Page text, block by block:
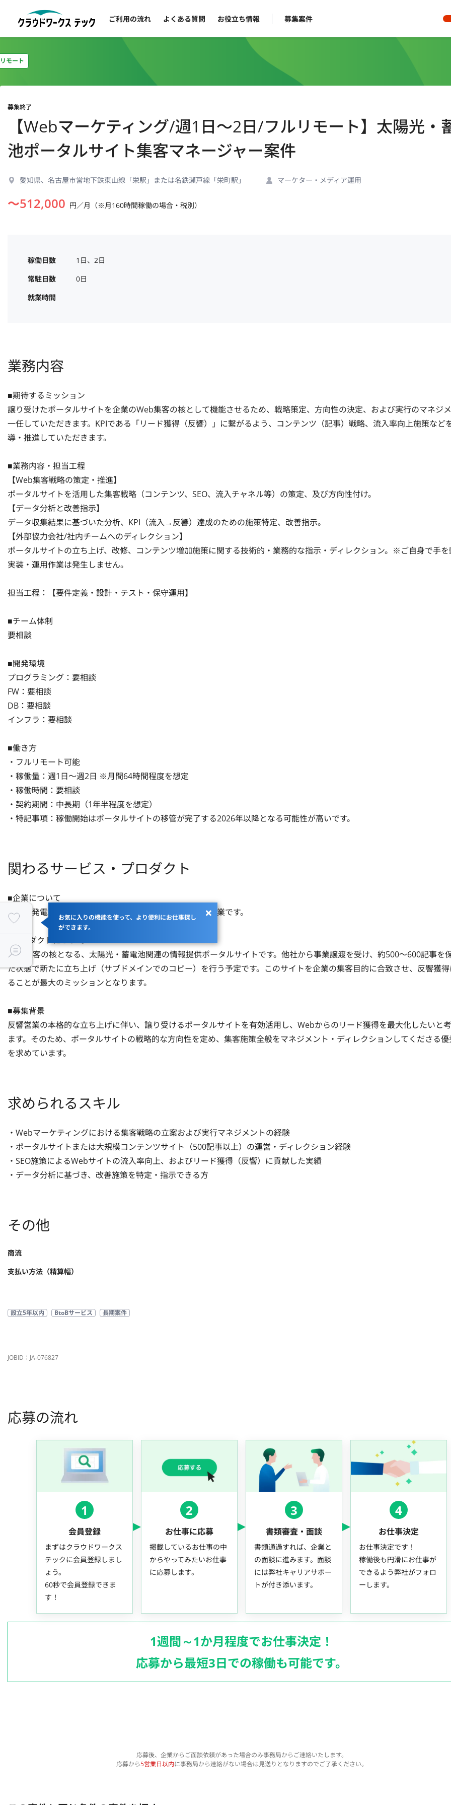
ご利用の流れ よくある質問 お役立ち情報 募集案件
お気に入りの機能を使って、より便利にお仕事探し
ができます。
モート
募集終了
【Webマーケティング/週1日〜2日/フルリモート】太陽光・
池ポータルサイト集客マネージャー案件
愛知県、名古屋市営地下鉄東山線「栄駅」または名鉄瀬戸線「栄町駅」 マーケター・メディア運用
〜512,000 円／月（※月160時間稼働の場合・税別）
稼働日数
1日、2日
常駐日数
0日
就業時間
業務内容
■期待するミッション
譲り受けたポータルサイトを企業のWeb集客の核として機能させるため、戦略策定、方向性の決定、および実行のマネジ
一任していただきます。KPIである「リード獲得（反響）」に繋がるよう、コンテンツ（記事）戦略、流入率向上施策など
導・推進していただきます。
■業務内容・担当工程
【Web集客戦略の策定・推進】
ポータルサイトを活用した集客戦略（コンテンツ、SEO、流入チャネル等）の策定、及び方向性付け。
【データ分析と改善指示】
データ収集結果に基づいた分析、KPI（流入→反響）達成のための施策特定、改善指示。
【外部協力会社/社内チームへのディレクション】
ポータルサイトの立ち上げ、改修、コンテンツ増加施策に関する技術的・業務的な指示・ディレクション。※ご自身で手
実装・運用作業は発生しません。
担当工程：【要件定義・設計・テスト・保守運用】
■チーム体制
要相談
■開発環境
プログラミング：要相談
FW：要相談
DB：要相談
インフラ：要相談
■働き方
・フルリモート可能
・稼働量：週1日〜週2日 ※月間64時間程度を想定
・稼働時間：要相談
・契約期間：中長期（1年半程度を想定）
・特記事項：稼働開始はポータルサイトの移管が完了する2026年以降となる可能性が高いです。
関わるサービス・プロダクト
■企業について
太陽光発電システムおよび蓄電池の販売を手掛けている企業です。
■プロダクトについて
Web集客の核となる、太陽光・蓄電池関連の情報提供ポータルサイトです。他社から事業譲渡を受け、約500〜600記事を
た状態で新たに立ち上げ（サブドメインでのコピー）を行う予定です。このサイトを企業の集客目的に合致させ、反響獲
ることが最大のミッションとなります。
■募集背景
反響営業の本格的な立ち上げに伴い、譲り受けるポータルサイトを有効活用し、Webからのリード獲得を最大化したいと
ます。そのため、ポータルサイトの戦略的な方向性を定め、集客施策全般をマネジメント・ディレクションしてくださる
を求めています。
求められるスキル
・Webマーケティングにおける集客戦略の立案および実行マネジメントの経験
・ポータルサイトまたは大規模コンテンツサイト（500記事以上）の運営・ディレクション経験
・SEO施策によるWebサイトの流入率向上、およびリード獲得（反響）に貢献した実績
・データ分析に基づき、改善施策を特定・指示できる方
その他
商流
支払い方法（精算幅）
設立5年以内 BtoBサービス 長期案件
JOBID：JA-076827
応募の流れ
1
会員登録
まずはクラウドワークス
テックに会員登録しまし
ょう。
60秒で会員登録できま
す！
2
お仕事に応募
掲載しているお仕事の中
からやってみたいお仕事
に応募します。
3
書類審査・面談
書類通過すれば、企業と
の面談に進みます。面談
には弊社キャリアサポー
トが付き添います。
4
お仕事決定
お仕事決定です！
稼働後も円滑にお仕事が
できるよう弊社がフォロ
ーします。
1週間～1か月程度でお仕事決定！
応募から最短3日での稼働も可能です。
応募後、企業からご面談依頼があった場合のみ事務局からご連絡いたします。
応募から5営業日以内に事務局から連絡がない場合は見送りとなりますのでご了承ください。